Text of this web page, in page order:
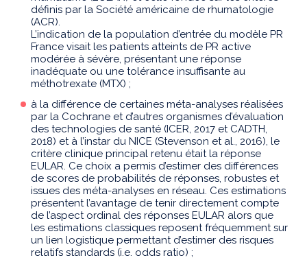
définis par la Société américaine de rhumatologie
(ACR).
L’indication de la population d’entrée du modèle PR
France visait les patients atteints de PR active
modérée à sévère, présentant une réponse
inadéquate ou une tolérance insuffisante au
méthotrexate (MTX) ;
à la différence de certaines méta-analyses réalisées
par la Cochrane et d’autres organismes d’évaluation
des technologies de santé (ICER, 2017 et CADTH,
2018) et à l’instar du NICE (Stevenson et al., 2016), le
critère clinique principal retenu était la réponse
EULAR. Ce choix a permis d’estimer des différences
de scores de probabilités de réponses, robustes et
issues des méta-analyses en réseau. Ces estimations
présentent l’avantage de tenir directement compte
de l’aspect ordinal des réponses EULAR alors que
les estimations classiques reposent fréquemment sur
un lien logistique permettant d’estimer des risques
relatifs standards (i.e. odds ratio) ;